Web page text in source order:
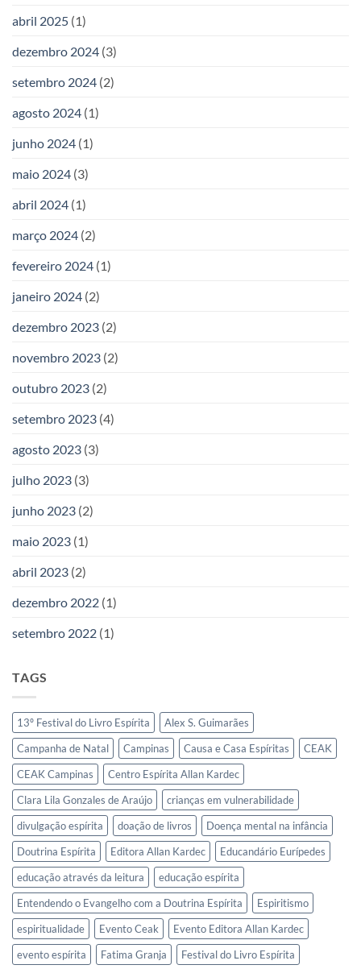
abril 2025 (1)
dezembro 2024 (3)
setembro 2024 (2)
agosto 2024 (1)
junho 2024 (1)
maio 2024 (3)
abril 2024 (1)
março 2024 (2)
fevereiro 2024 (1)
janeiro 2024 (2)
dezembro 2023 (2)
novembro 2023 (2)
outubro 2023 (2)
setembro 2023 (4)
agosto 2023 (3)
julho 2023 (3)
junho 2023 (2)
maio 2023 (1)
abril 2023 (2)
dezembro 2022 (1)
setembro 2022 (1)
TAGS
13º Festival do Livro Espírita
Alex S. Guimarães
Campanha de Natal
Campinas Causa e Casa Espíritas
CEAK
CEAK Campinas
Centro Espírita Allan Kardec
Clara Lila Gonzales de Araújo
crianças em vulnerabilidade
divulgação espírita
doação de livros
Doença mental na infância
Doutrina Espírita
Editora Allan Kardec
Educandário Eurípedes
educação através da leitura
educação espírita
Entendendo o Evangelho com a Doutrina Espírita
Espiritismo
espiritualidade
Evento Ceak
Evento Editora Allan Kardec
evento espírita
Fatima Granja
Festival do Livro Espírita